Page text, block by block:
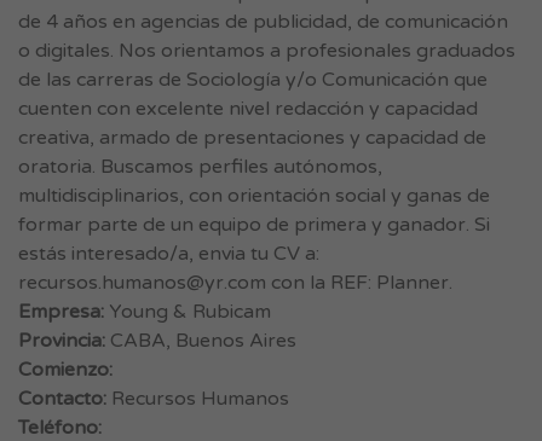
de 4 años en agencias de publicidad, de comunicación
o digitales. Nos orientamos a profesionales graduados
de las carreras de Sociología y/o Comunicación que
cuenten con excelente nivel redacción y capacidad
creativa, armado de presentaciones y capacidad de
oratoria. Buscamos perfiles autónomos,
multidisciplinarios, con orientación social y ganas de
formar parte de un equipo de primera y ganador. Si
estás interesado/a, envia tu CV a:
recursos.humanos@yr.com con la REF: Planner.
Empresa: Young & Rubicam
Provincia: CABA, Buenos Aires
Comienzo:
Contacto: Recursos Humanos
Teléfono: